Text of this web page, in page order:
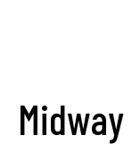
Midway